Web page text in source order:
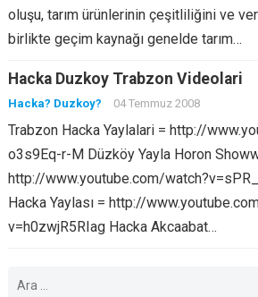
oluşu, tarım ürünlerinin çeşitliliğini ve
birlikte geçim kaynağı genelde tarım…
Hacka Duzkoy Trabzon Videolari
Hacka? Duzkoy? 04 Temmuz 2008
Trabzon Hacka Yaylalari = http://
o3s9Eq-r-M Düzköy Yayla Horon
http://www.youtube.com/
Hacka Yaylası = http://
v=h0zwjR5RIag Hacka Akcaabat…